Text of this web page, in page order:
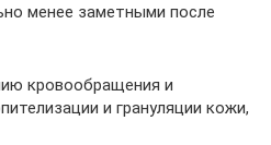
менее заметными после
кровообращения и
и грануляции кожи,